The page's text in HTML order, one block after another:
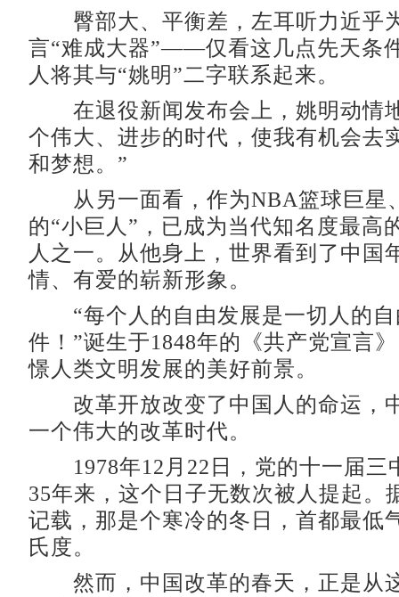
臀部大、平衡差，左耳听力近乎
言“难成大器”——仅看这几点先天条
人将其与“姚明”二字联系起来。
在退役新闻发布会上，姚明动情
个伟大、进步的时代，使我有机会去
和梦想。”
从另一面看，作为NBA篮球巨星
的“小巨人”，已成为当代知名度最高
人之一。从他身上，世界看到了中国
情、有爱的崭新形象。
“每个人的自由发展是一切人的自
件！”诞生于1848年的《共产党宣言
憬人类文明发展的美好前景。
改革开放改变了中国人的命运，
一个伟大的改革时代。
1978年12月22日，党的十一届
35年来，这个日子无数次被人提起。
记载，那是个寒冷的冬日，首都最低
氏度。
然而，中国改革的春天，正是从